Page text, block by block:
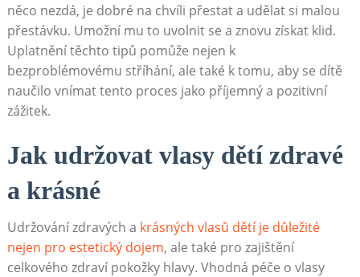
něco nezdá, je dobré na chvíli přestat a udělat si malou
přestávku. Umožní mu to uvolnit se a znovu získat klid.
Uplatnění těchto tipů pomůže nejen k
bezproblémovému stříhání, ale také k tomu, aby se dítě
naučilo vnímat tento proces jako příjemný a pozitivní
zážitek.
Jak udržovat vlasy dětí zdravé
a krásné
Udržování zdravých a krásných vlasů dětí je důležité
nejen pro estetický dojem, ale také pro zajištění
celkového zdraví pokožky hlavy. Vhodná péče o vlasy